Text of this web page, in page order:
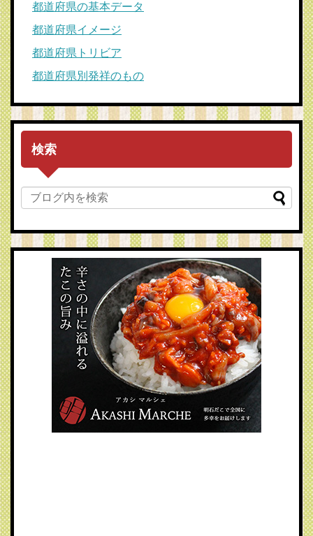
都道府県の基本データ
都道府県イメージ
都道府県トリビア
都道府県別発祥のもの
検索